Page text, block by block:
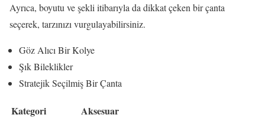
Ayrıca, boyutu ve şekli itibarıyla da dikkat çeken bir çanta
seçerek, tarzınızı vurgulayabilirsiniz.
Göz Alıcı Bir Kolye
Şık Bileklikler
Stratejik Seçilmiş Bir Çanta
Kategori Aksesuar